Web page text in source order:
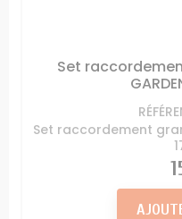
Set
Set raccordement